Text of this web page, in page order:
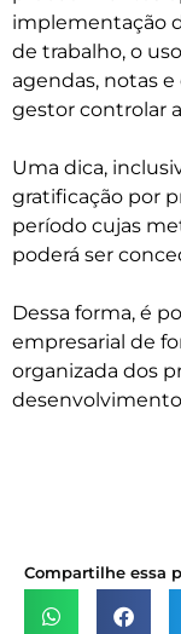
implementação
de trabalho, o
agendas, notas
gestor controlar
Uma dica,
gratificação por
período cujas
poderá ser
Dessa forma, é
empresarial de
organizada dos
Compartilhe essa